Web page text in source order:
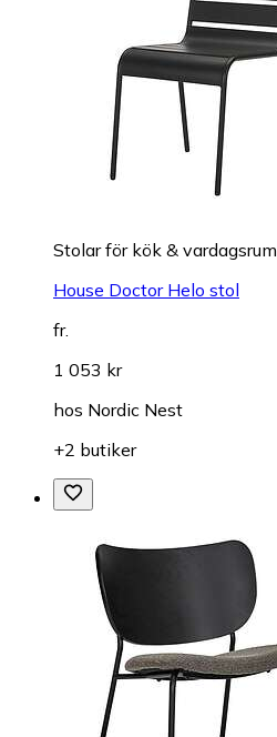
Stolar för kök & vardagsrum
House Doctor Helo stol
fr.
1 053 kr
hos Nordic Nest
+2 butiker